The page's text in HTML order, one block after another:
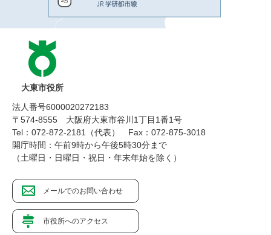
大東市役所
法人番号6000020272183
〒574-8555 大阪府大東市谷川1丁目1番1号
Tel：072-872-2181（代表）
Fax：072-875-3018
開庁時間：午前9時から午後5時30分まで
（土曜日・日曜日・祝日・年末年始を除く）
メールでのお問い合わせ
市役所へのアクセス